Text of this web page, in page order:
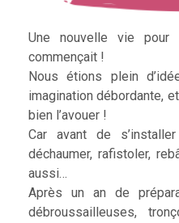
Une nouvelle vie
commençait !
Nous étions plein
imagination débordante,
bien l’avouer !
Car avant de
déchaumer, rafistoler,
aussi…
Après un an de
débroussailleuses,